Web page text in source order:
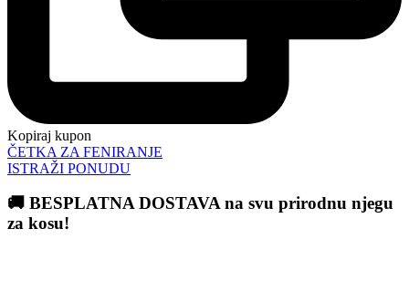
Kopiraj kupon
ČETKA ZA FENIRANJE
ISTRAŽI PONUDU
🚚 BESPLATNA DOSTAVA na svu prirodnu njegu
za kosu!